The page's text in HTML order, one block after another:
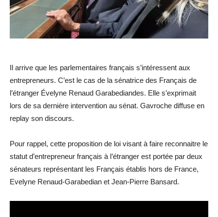
Il arrive que les parlementaires français s’intéressent aux
entrepreneurs. C’est le cas de la sénatrice des Français de
l’étranger Évelyne Renaud Garabediandes. Elle s’exprimait
lors de sa dernière intervention au sénat. Gavroche diffuse en
replay son discours.
Pour rappel, cette proposition de loi visant à faire reconnaitre le
statut d’entrepreneur français à l’étranger est portée par deux
sénateurs représentant les Français établis hors de France,
Evelyne Renaud-Garabedian et Jean-Pierre Bansard.